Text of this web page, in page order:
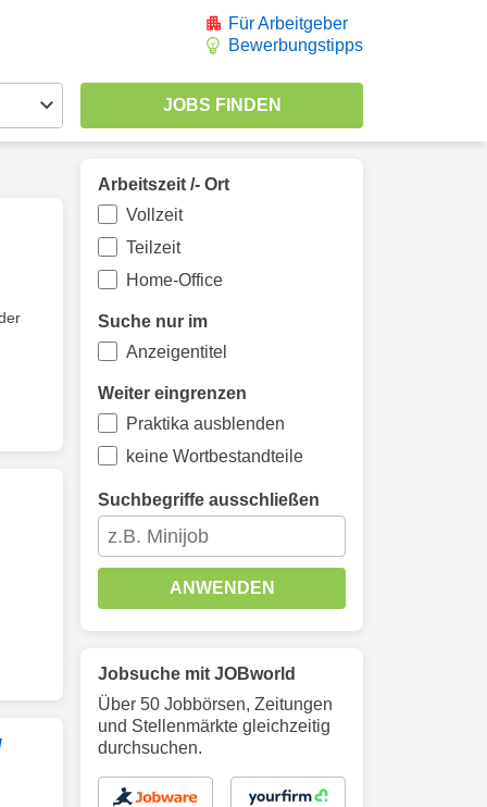
Für Arbeitgeber
Bewerbungstipps
Arbeitszeit /- Ort
Vollzeit
Teilzeit
Home-Office
Suche nur im
Anzeigentitel
Weiter eingrenzen
Praktika ausblenden
keine Wortbestandteile
Suchbegriffe ausschließen
ANWENDEN
Jobsuche mit JOBworld
Über 50 Jobbörsen, Zeitungen
und Stellenmärkte gleichzeitig
durchsuchen.